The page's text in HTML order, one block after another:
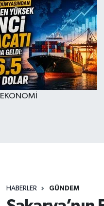
EKONOMİ
HABERLER GÜNDEM